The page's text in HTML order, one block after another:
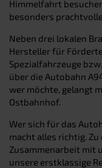
Himmelfahrt
besonders
Neben drei lokalen
Hersteller für
Spezialfahrzeuge
über die Autobahn
wer möchte, gelangt
Ostbahnhof.
Wer sich für das
macht alles richtig.
Zusammenarbeit mit
unsere erstklassige